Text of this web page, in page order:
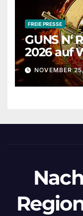
FREIE PRESSE
GUNS N‘
2026 auf
NOVEMBER